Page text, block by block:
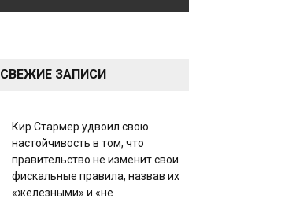
СВЕЖИЕ ЗАПИСИ
Кир Стармер удвоил свою
настойчивость в том, что
правительство не изменит свои
фискальные правила, назвав их
«железными» и «не